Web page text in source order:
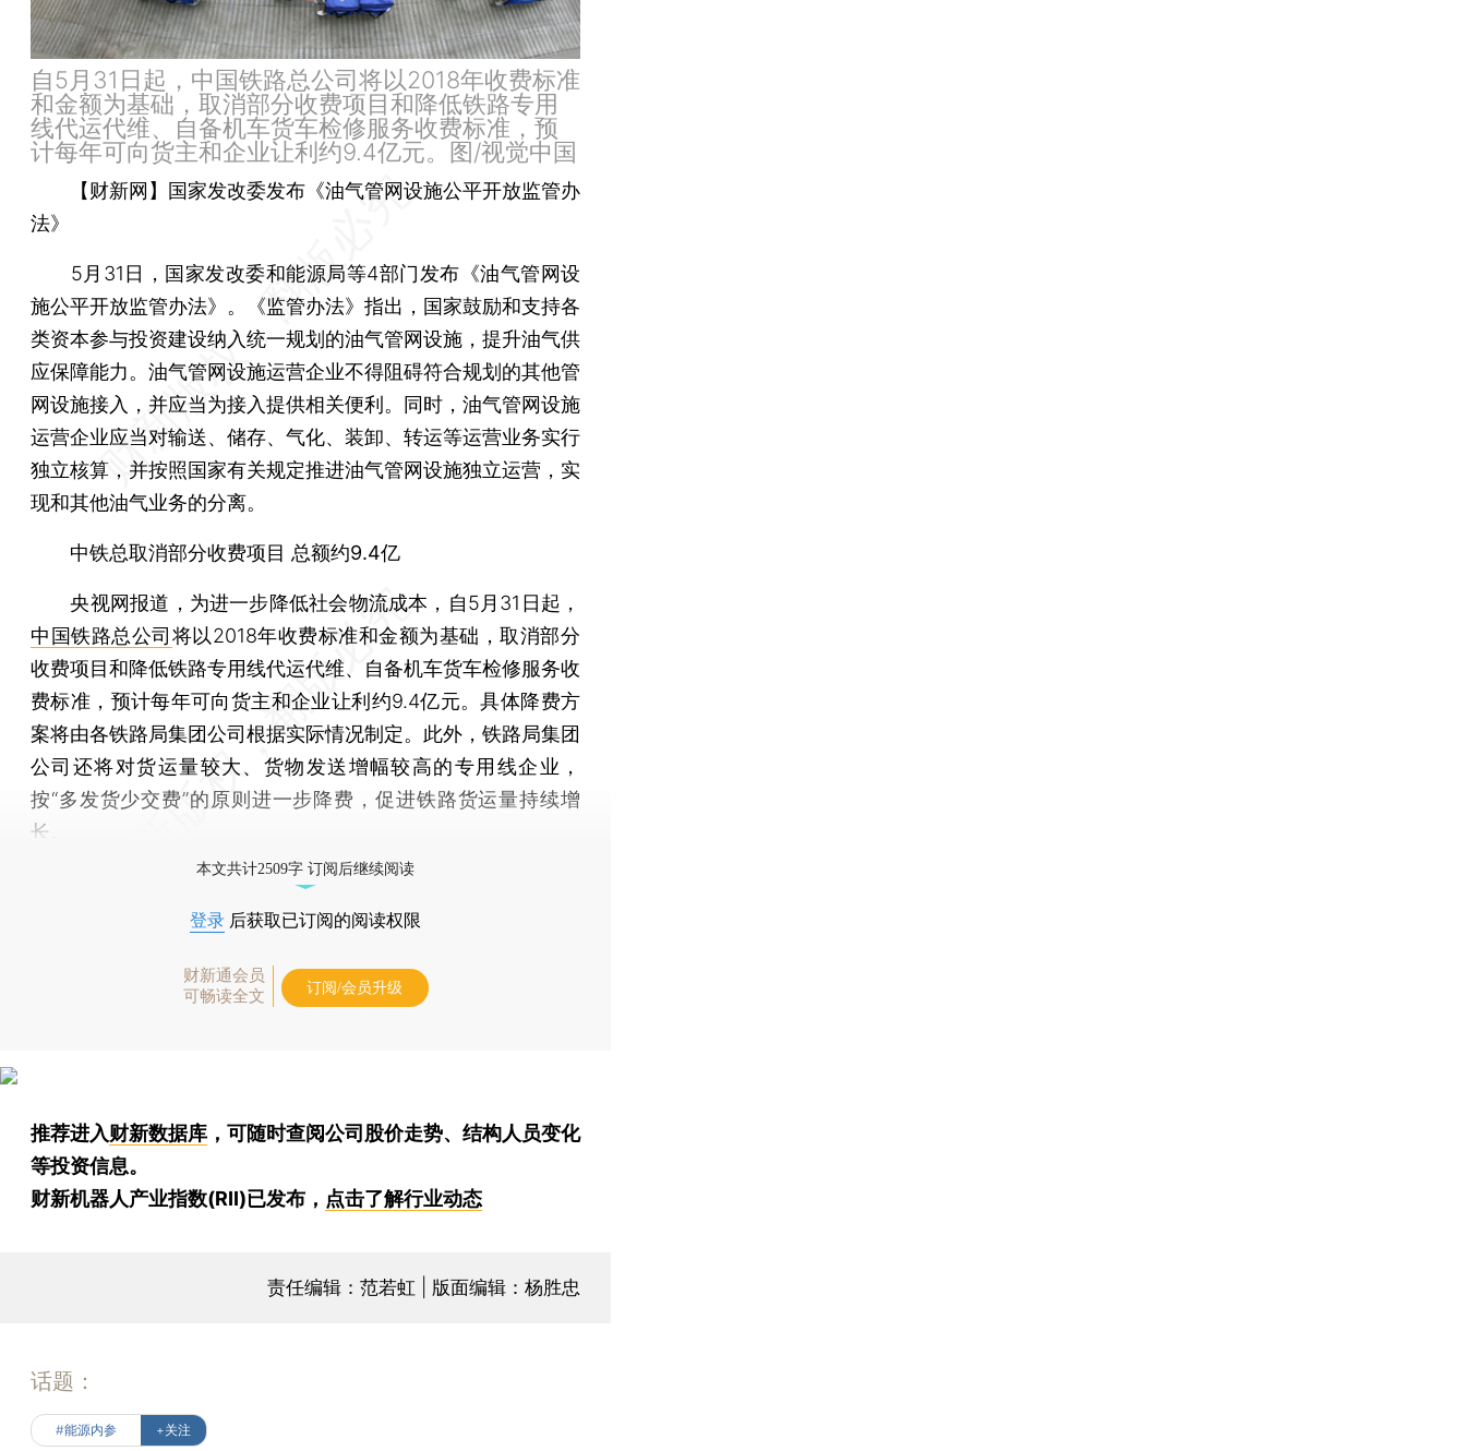
自5月31日起，中国铁路总公司将以2018年收费标准
和金额为基础，取消部分收费项目和降低铁路专用
线代运代维、自备机车货车检修服务收费标准，预
计每年可向货主和企业让利约9.4亿元。图/视觉中国
【财新网】国家发改委发布《油气管网设施公平开放监管办
法》
5月31日，国家发改委和能源局等4部门发布《油气管网设
施公平开放监管办法》。《监管办法》指出，国家鼓励和支持各
类资本参与投资建设纳入统一规划的油气管网设施，提升油气供
应保障能力。油气管网设施运营企业不得阻碍符合规划的其他管
网设施接入，并应当为接入提供相关便利。同时，油气管网设施
运营企业应当对输送、储存、气化、装卸、转运等运营业务实行
独立核算，并按照国家有关规定推进油气管网设施独立运营，实
现和其他油气业务的分离。
中铁总取消部分收费项目 总额约9.4亿
央视网报道，为进一步降低社会物流成本，自5月31日起，
中国铁路总公司将以2018年收费标准和金额为基础，取消部分
收费项目和降低铁路专用线代运代维、自备机车货车检修服务收
费标准，预计每年可向货主和企业让利约9.4亿元。具体降费方
案将由各铁路局集团公司根据实际情况制定。此外，铁路局集团
公司还将对货运量较大、货物发送增幅较高的专用线企业，
按“多发货少交费”的原则进一步降费，促进铁路货运量持续增
长。
本文共计2509字 订阅后继续阅读
登录 后获取已订阅的阅读权限
财新通会员
可畅读全文
订阅/会员升级
推荐进入财新数据库 ，可随时查阅公司股价走势、结构人员变化
等投资信息。
财新机器人产业指数(RII)已发布， 点击了解行业动态
责任编辑：范若虹 | 版面编辑：杨胜忠
话题：
#能源内参 +关注